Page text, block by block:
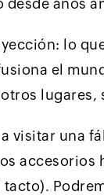
años
lo
el
lugares,
visitar una
accesorios